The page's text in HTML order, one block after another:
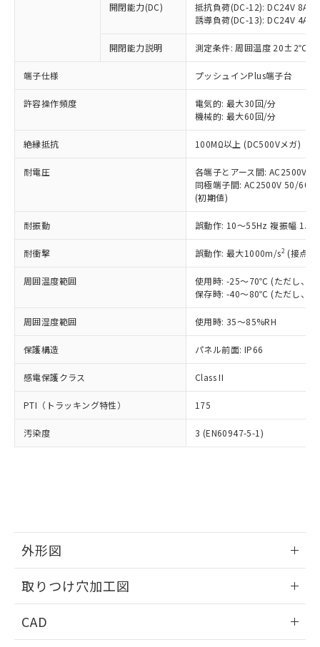
開閉能力(DC)
抵抗負荷(DC-12): DC24V 8A/
誘導負荷(DC-13): DC24V 4A/
開閉能力説明 測定条件: 周囲温度 20±2℃、
端子仕様 プッシュインPlus端子台
許容操作頻度
電気的: 最大30回/分
機械的: 最大60回/分
絶縁抵抗 100MΩ以上 (DC500Vメガ)
耐電圧
各端子とアース間: AC2500V
同極端子間: AC2500V 50/
(初期値)
耐振動 誤動作: 10～55Hz 複振幅
耐衝撃 誤動作: 最大1000m/s2 (接点
周囲温度範囲
使用時: -25～70℃ (ただし、氷
保存時: -40～80℃ (ただし、氷
周囲湿度範囲 使用時: 35～85%RH
保護構造 パネル前面: IP66
感電保護クラス Class II
PTI（トラッキング特性） 175
汚染度 3 (EN60947-5-1)
外形図
取りつけ穴加工図
CAD
以下の条件をお読みいただき、同意のうえ
ご利用ください。
本サービスは、当社制御機器事業取扱
商品の当社在庫状況および標準価格
(税抜)を提供させていただくもので
当社制御機器事業取扱商品の中には、
本サービスの対象外となる商品もある
ことをご了承ください。
在庫状況および標準価格照会結果は、
記載している更新日時点での社内デー
タに基づき作成されるものであり、閲
覧された時点での実際の在庫および標
準価格とは異なる場合があることをご
正式な納期状況および標準価格はお客
様のお取引先、またはお客様担当のオ
ムロン制御機器販売店・当社販売員に
オムロン制御機器販売店や当社販売拠
販売ネットワーク
」をご確認
在庫状況および標準価格結果を当社の
事前の承諾なく第三者に漏洩または開
示しないようお願いします。
マイパーツ機能（部品リスト作成サー
ビス）をご利用いただくには、I-Web
品・サービスに関するお客様との取
の共同利用に関して"
用者の範囲」に記載されている法人を
対応予定なし：EU RoHS指令（10物質）の
非含有に非対応の商品で、対応品を出す予
調査・確認中：EU RoHS指令（10物質）の
非含有の対応状況を調査中または確認中の
商品です。
非該当品：ライセンス料など無形物で、有
害物質有無と関係のない商品です。
仕入先様の事情により、非含有部品として
いたものが、含有品と判明した場合などや
むを得ず変更することがあります。
鉛(Pb) 1000ppm以下、 水銀(Hg) 1000ppm以下、 カド
六価クロム(Cr(Ⅵ)) 1000ppm以下、ポリ臭化ビフェニル
類(PBB) 1000ppm以下、ポリ臭化ジフェニルエーテル類
ルベンジル（BBP） 1000ppm以下、フタル酸ジブチル
（DBP） 1000ppm以下、フタル酸ジイソブチル
但し、RoHS指令で産業用監視および制御機器に対する
適用除外項目は除く。
フタル酸エステル類の４物質については閾値を超える意
図的な使用がないことを確認しています。
部品在庫の切り替え状況などにより、予定
月が前後することがあります。
EU RoHS指令（10物質）の非含有証明書
51物質の非含有証明書（当社基準）
※本証明書は発行日時点で非含有を証明す
「○」：最大均質材料含有率が中国RoHSの
基準値以下であることを示します。
「×」：最大均質材料含有率が中国RoHSの
基準値を超えていることを示します。
「－」：未確認です。当社販売部門へお問
*中国RoHS10物質の基準値 (GB/T26572)：
Pb(鉛) :1000ppm、 Hg(水銀) : 1000ppm、 Cd(カドミウ
Cr(Ⅵ)(六価クロム) : 1000ppm、 PBBs(ポリ臭化ビフェ
ニル類) : 1000ppm、 PBDEs(ポリ臭化ジフェニルエーテ
ル類) : 1000ppm、
DBP(フタル酸ジブチル) : 1000ppm、 DIBP(フタル酸ジ
イソブチル) : 1000ppm、 BBP(フタル酸ブチルベンジ
DEHP(フタル酸ビス(2-エチルヘキシル)) : 1000ppm
「ｅ」：有害物質（10物質）のすべてが基
準値以下であることを示します。
「10」：通常の使用状況下において有害物
質が外部に漏えいし、環境に深刻な影響を
及ぼさない年数を意味します。
当社は、これら貴社製品のうち、外国
為替および外国貿易法に定める商品
（以下｢規制貨物等」という）を輸出
または国外への提供する場合は、日本
国政府の輸出許可(または役務取引許
可)を取得するなどの必要な手続きを
当社は規制貨物を破棄する場合は、完
全に破砕するなど、違法に輸出されな
いよう必要な手段を講じます。
当社は貴社製品を、核兵器、ミサイ
ル、化学兵器、生物兵器またはその他
武器並びにこれらの製造装置等に一切
当社は、貴社製品を第三者に販売する
場合は、上記1、2および3の内容を当
該第三者に通知します。また当社は、
販売先および販売に係わる関係者が違
法に輸出するおそれがある場合は、取
り引きをいたしません。
一定数以上の在庫あり
一定数には満たないが在庫あり
在庫なし(最新の在庫状況につ
いては、お客様のお取引先、ま
たはお客様担当のオムロン制御
機器販売店・当社販売員にご確
受注生産機種、また在庫状況の
情報を公開していない機種